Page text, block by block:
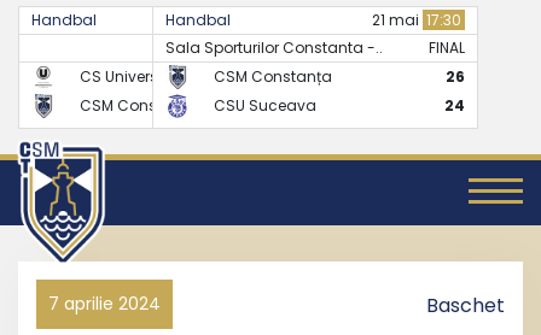
Handbal
FINAL
CS Universitatea Cluj
24
CSM Constanța
27
Handbal 21 mai 17:30
Sala Sporturilor Constanta -..
FINAL
CSM Constanța
26
CSU Suceava
24
7 aprilie 2024 Baschet